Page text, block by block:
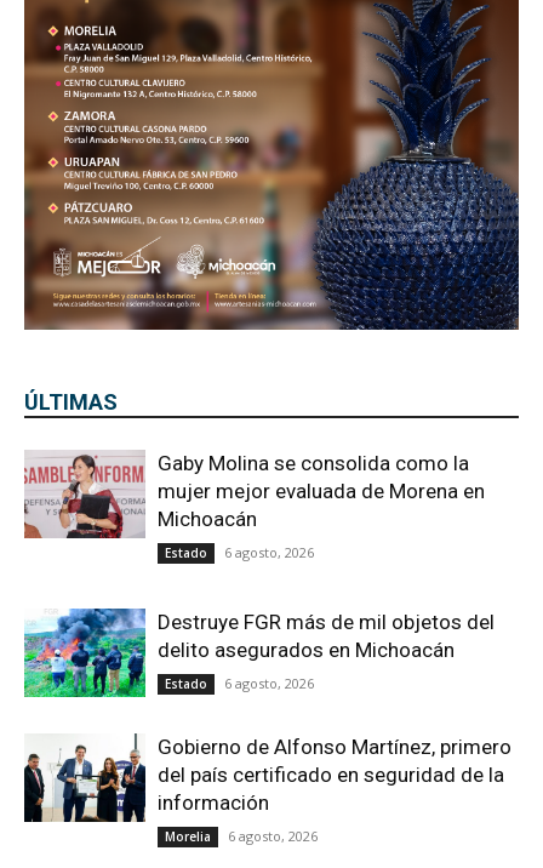
ÚLTIMAS
Gaby Molina se consolida como la
mujer mejor evaluada de Morena en
Michoacán
Estado 6 agosto, 2026
Destruye FGR más de mil objetos del
delito asegurados en Michoacán
Estado 6 agosto, 2026
Gobierno de Alfonso Martínez, primero
del país certificado en seguridad de la
información
Morelia 6 agosto, 2026